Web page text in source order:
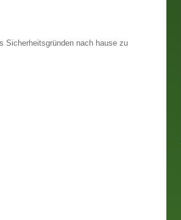
Sicherheitsgründen nach hause zu